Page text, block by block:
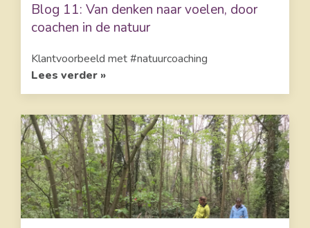
Blog 11: Van denken naar voelen, door
coachen in de natuur
Klantvoorbeeld met #natuurcoaching
Lees verder »